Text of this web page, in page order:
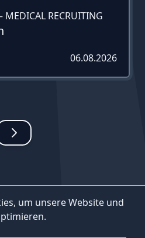
um unsere Website und
MEDICAL RECRUITING
06.08.2026